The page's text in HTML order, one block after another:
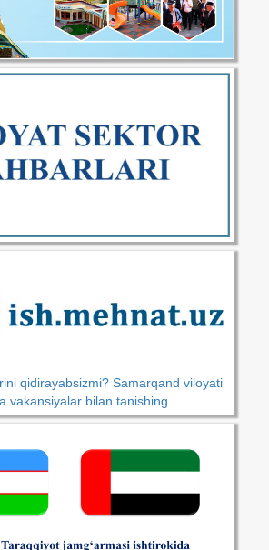
qidirayabsizmi? Samarqand viloyati
vakansiyalar bilan tanishing.